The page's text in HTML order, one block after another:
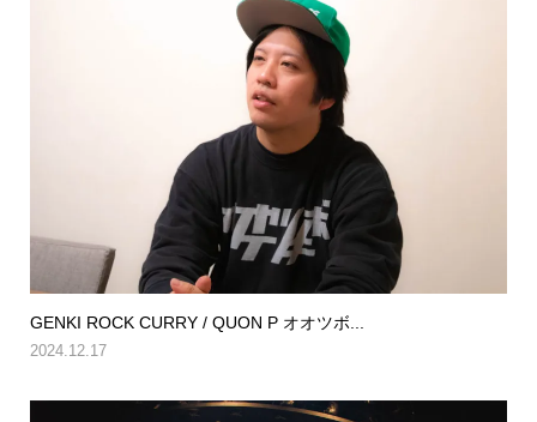
GENKI ROCK CURRY / QUON P オオツボ...
2024.12.17